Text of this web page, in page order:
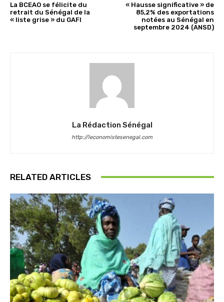
La BCEAO se félicite du
retrait du Sénégal de la
« liste grise » du GAFI
« Hausse significative » de
85,2% des exportations
notées au Sénégal en
septembre 2024 (ANSD)
La Rédaction Sénégal
http://leconomistesenegal.com
RELATED ARTICLES